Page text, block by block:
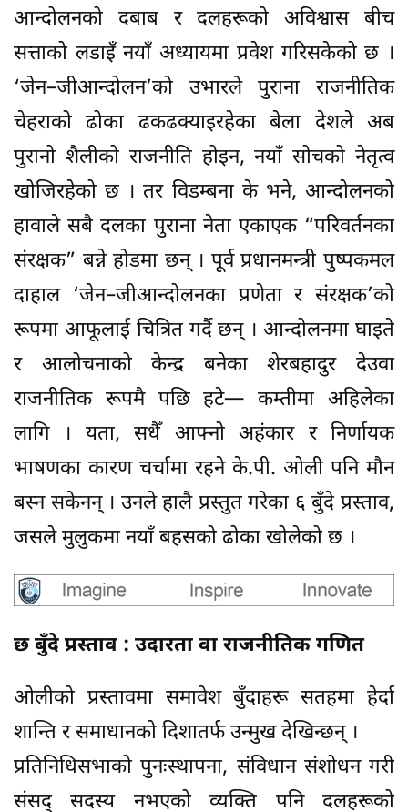
आन्दोलनको दबाब र दलहरूको अविश्वास बीच
सत्ताको लडाइँ नयाँ अध्यायमा प्रवेश गरिसकेको छ ।
‘जेन–जीआन्दोलन’को उभारले पुराना राजनीतिक
चेहराको ढोका ढकढक्याइरहेका बेला देशले अब
पुरानो शैलीको राजनीति होइन, नयाँ सोचको नेतृत्व
खोजिरहेको छ । तर विडम्बना के भने, आन्दोलनको
हावाले सबै दलका पुराना नेता एकाएक “परिवर्तनका
संरक्षक” बन्ने होडमा छन् । पूर्व प्रधानमन्त्री पुष्पकमल
दाहाल ‘जेन–जीआन्दोलनका प्रणेता र संरक्षक’को
रूपमा आफूलाई चित्रित गर्दै छन् । आन्दोलनमा घाइते
र आलोचनाको केन्द्र बनेका शेरबहादुर देउवा
राजनीतिक रूपमै पछि हटे— कम्तीमा अहिलेका
लागि । यता, सधैँ आफ्नो अहंकार र निर्णायक
भाषणका कारण चर्चामा रहने के.पी. ओली पनि मौन
बस्न सकेनन् । उनले हालै प्रस्तुत गरेका ६ बुँदे प्रस्ताव,
जसले मुलुकमा नयाँ बहसको ढोका खोलेको छ ।
छ बुँदे प्रस्ताव : उदारता वा राजनीतिक गणित
ओलीको प्रस्तावमा समावेश बुँदाहरू सतहमा हेर्दा
शान्ति र समाधानको दिशातर्फ उन्मुख देखिन्छन् ।
प्रतिनिधिसभाको पुनःस्थापना, संविधान संशोधन गरी
संसद् सदस्य नभएको व्यक्ति पनि दलहरूको